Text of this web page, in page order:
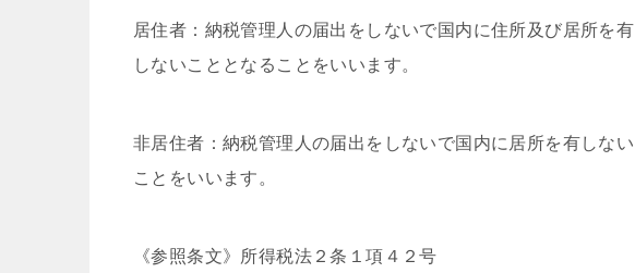
居住者：納税管理人の届出をしないで国内に住所及び居所を有
しないこととなることをいいます。
非居住者：納税管理人の届出をしないで国内に居所を有しない
ことをいいます。
《参照条文》所得税法２条１項４２号